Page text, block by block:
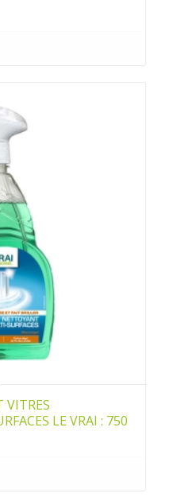
VITRES
LE VRAI : 750